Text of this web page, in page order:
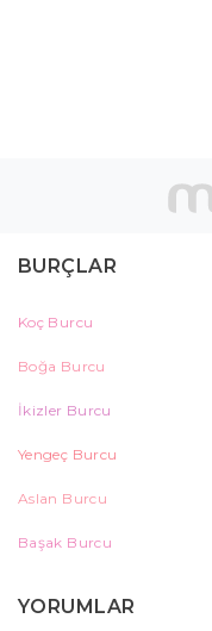
BURÇLAR
Koç Burcu
Boğa Burcu
İkizler Burcu
Yengeç Burcu
Aslan Burcu
Başak Burcu
YORUMLAR